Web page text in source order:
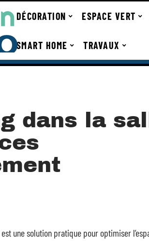
DÉCORATION ESPACE VERT
SMART HOME TRAVAUX
dans la
une solution pratique pour optimiser